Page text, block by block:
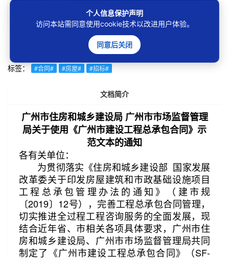
第2/222页
下载本地，更方便阅读!
免费下载
标签： #合同# #房屋# #招标#
文档简介
广州市住房和城乡建设局 广州市市场监督管理
局关于使用《广州市建设工程总承包合同》示
范文本的通知
各有关单位：
为贯彻落实《住房和城乡建设部 国家发展
改革委关于印发房屋建筑和市政基础设施项目
工程总承包管理办法的通知》（建市规
〔2019〕12号），完善工程总承包合同管理，
切实推进全过程工程咨询服务的全面发展，现
结合近年省、市相关各项具体要求，广州市住
房和城乡建设局、广州市市场监督管理局共同
制定了《广州市建设工程总承包合同》（SF-
个人信息保护声明
访问本站需同意使用cookie技术以改进用户体验。
同意后关闭